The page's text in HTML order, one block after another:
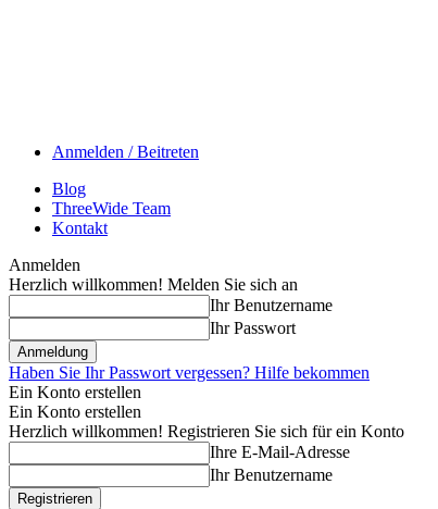
Anmelden / Beitreten
Blog
ThreeWide Team
Kontakt
Anmelden
Herzlich willkommen! Melden Sie sich an
Ihr Benutzername
Ihr Passwort
Haben Sie Ihr Passwort vergessen? Hilfe bekommen
Ein Konto erstellen
Ein Konto erstellen
Herzlich willkommen! Registrieren Sie sich für ein Konto
Ihre E-Mail-Adresse
Ihr Benutzername